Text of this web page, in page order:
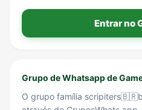
Vídeos
Entrar no
Grupo de Whatsapp de
O grupo família